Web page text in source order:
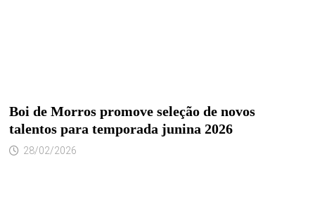
Boi de Morros promove seleção de novos
talentos para temporada junina 2026
28/02/2026